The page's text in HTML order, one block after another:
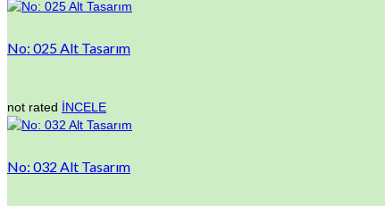
No: 025 Alt Tasarım
not rated İNCELE
No: 032 Alt Tasarım